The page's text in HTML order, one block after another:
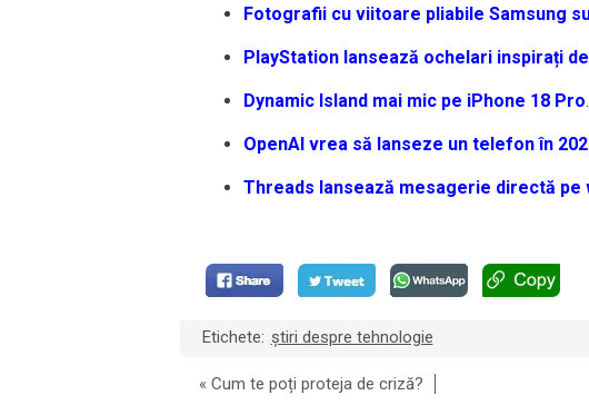
Fotografii cu viitoare pliabile Samsung
PlayStation lansează ochelari inspirați
Dynamic Island mai mic pe iPhone 18 Pro.
OpenAI vrea să lanseze un telefon în
Threads lansează mesagerie directă pe
Etichete: știri despre tehnologie
« Cum te poți proteja de criză?